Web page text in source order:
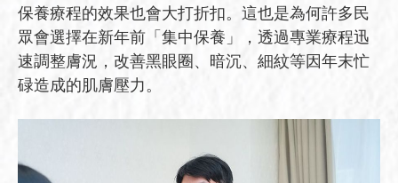
保養療程的效果也會大打折扣。這也是為何許多民
眾會選擇在新年前「集中保養」，透過專業療程迅
速調整膚況，改善黑眼圈、暗沉、細紋等因年末忙
碌造成的肌膚壓力。